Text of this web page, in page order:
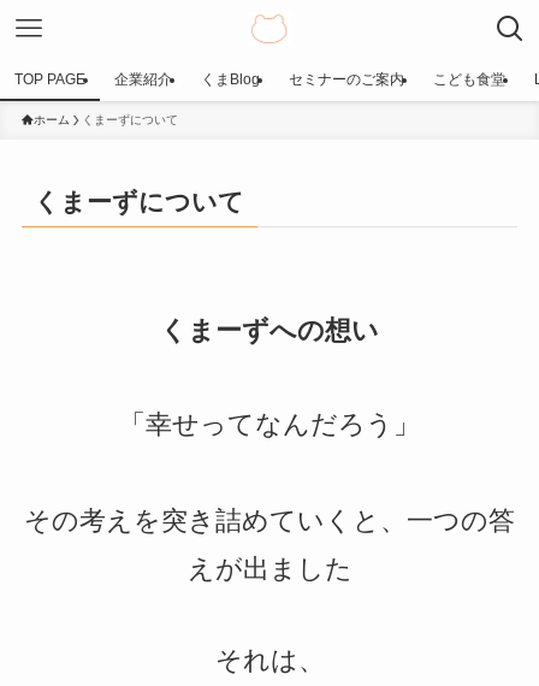
TOP PAGE 企業紹介 くまBlog セミナーのご案内 こども食堂
ホーム くまーずについて
くまーずについて
くまーずへの想い
「幸せってなんだろう」
その考えを突き詰めていくと、一つの答
えが出ました
それは、